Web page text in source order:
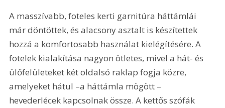
A masszívabb, foteles kerti garnitúra háttámlái
már döntöttek, és alacsony asztalt is készítettek
hozzá a komfortosabb használat kielégítésére. A
fotelek kialakítása nagyon ötletes, mivel a hát- és
ülőfelületeket két oldalsó raklap fogja közre,
amelyeket hátul –a háttámla mögött –
hevederlécek kapcsolnak össze. A kettős szófák